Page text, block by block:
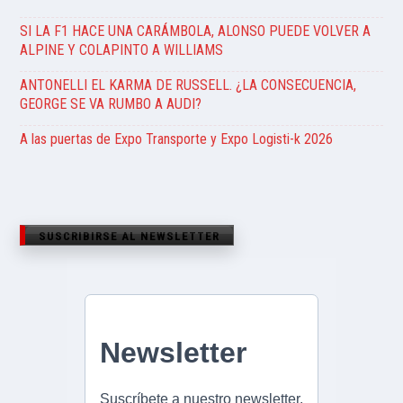
SI LA F1 HACE UNA CARÁMBOLA, ALONSO PUEDE VOLVER A
ALPINE Y COLAPINTO A WILLIAMS
ANTONELLI EL KARMA DE RUSSELL. ¿LA CONSECUENCIA,
GEORGE SE VA RUMBO A AUDI?
A las puertas de Expo Transporte y Expo Logisti-k 2026
SUSCRIBIRSE AL NEWSLETTER